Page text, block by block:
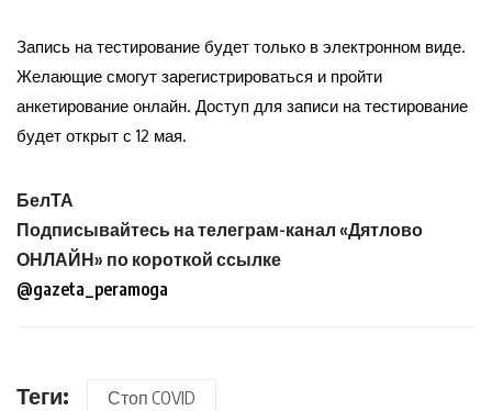
Запись на тестирование будет только в электронном виде.
Желающие смогут зарегистрироваться и пройти
анкетирование онлайн. Доступ для записи на тестирование
будет открыт с 12 мая.
БелТА
Подписывайтесь на телеграм-канал «Дятлово
ОНЛАЙН» по короткой ссылке
@gazeta_peramoga
Теги: Стоп COVID